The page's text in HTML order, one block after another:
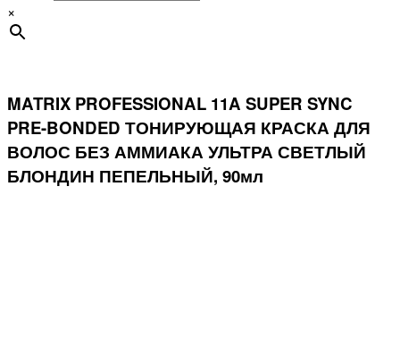
×
MATRIX PROFESSIONAL 11A SUPER SYNC
PRE-BONDED ТОНИРУЮЩАЯ КРАСКА ДЛЯ
ВОЛОС БЕЗ АММИАКА УЛЬТРА СВЕТЛЫЙ
БЛОНДИН ПЕПЕЛЬНЫЙ, 90мл